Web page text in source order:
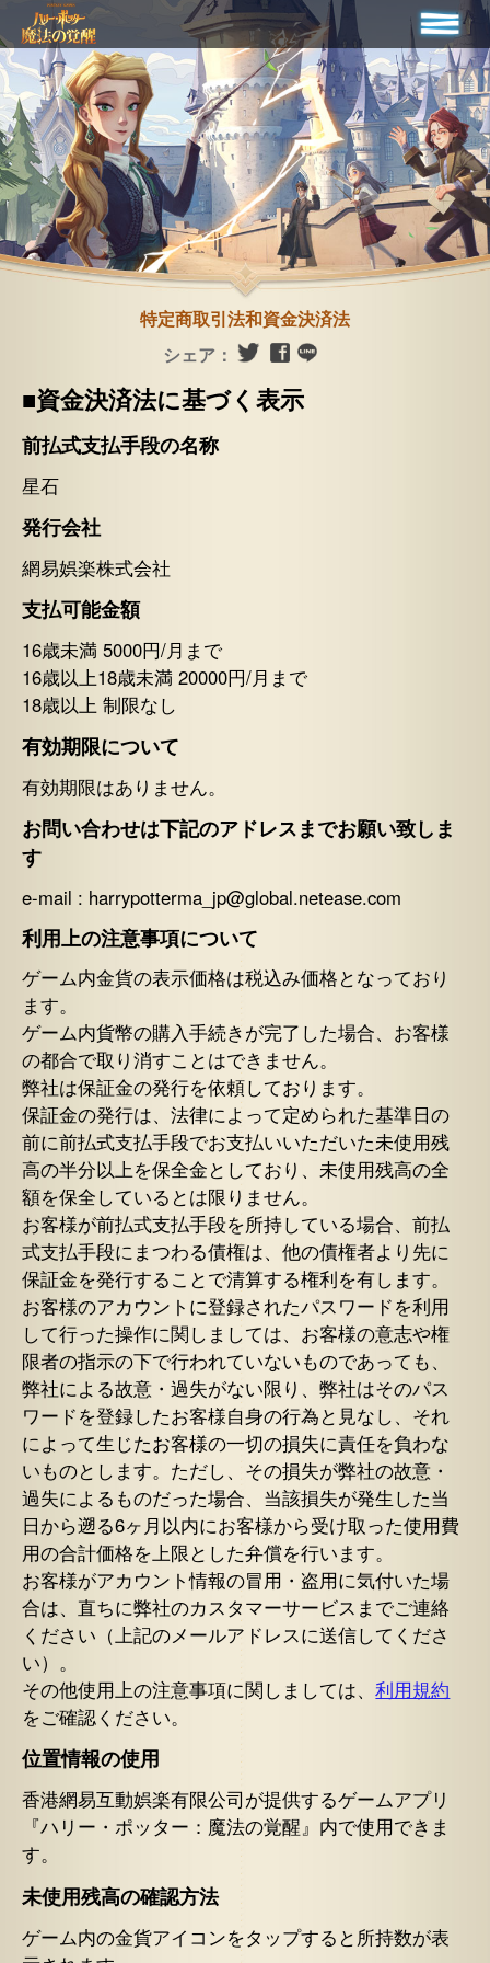
特定商取引法和資金決済法
シェア：
■資金決済法に基づく表示
前払式支払手段の名称
星石
発行会社
網易娯楽株式会社
支払可能金額
16歳未満 5000円/月まで
16歳以上18歳未満 20000円/月まで
18歳以上 制限なし
有効期限について
有効期限はありません。
お問い合わせは下記のアドレスまでお願い致しま
す
e-mail : harrypotterma_jp@global.netease.com
利用上の注意事項について
ゲーム内金貨の表示価格は税込み価格となっており
ます。
ゲーム内貨幣の購入手続きが完了した場合、お客様
の都合で取り消すことはできません。
弊社は保証金の発行を依頼しております。
保証金の発行は、法律によって定められた基準日の
前に前払式支払手段でお支払いいただいた未使用残
高の半分以上を保全金としており、未使用残高の全
額を保全しているとは限りません。
お客様が前払式支払手段を所持している場合、前払
式支払手段にまつわる債権は、他の債権者より先に
保証金を発行することで清算する権利を有します。
お客様のアカウントに登録されたパスワードを利用
して行った操作に関しましては、お客様の意志や権
限者の指示の下で行われていないものであっても、
弊社による故意・過失がない限り、弊社はそのパス
ワードを登録したお客様自身の行為と見なし、それ
によって生じたお客様の一切の損失に責任を負わな
いものとします。ただし、その損失が弊社の故意・
過失によるものだった場合、当該損失が発生した当
日から遡る6ヶ月以内にお客様から受け取った使用費
用の合計価格を上限とした弁償を行います。
お客様がアカウント情報の冒用・盗用に気付いた場
合は、直ちに弊社のカスタマーサービスまでご連絡
ください（上記のメールアドレスに送信してくださ
い）。
その他使用上の注意事項に関しましては、利用規約
をご確認ください。
位置情報の使用
香港網易互動娯楽有限公司が提供するゲームアプリ
『ハリー・ポッター：魔法の覚醒』内で使用できま
す。
未使用残高の確認方法
ゲーム内の金貨アイコンをタップすると所持数が表